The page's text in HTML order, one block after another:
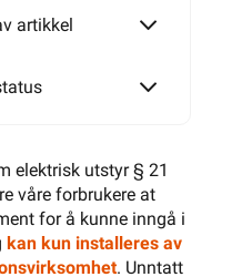
artikkel
elektrisk utstyr § 21
våre forbrukere at
for å kunne inngå i
kan kun installeres av
. Unntatt